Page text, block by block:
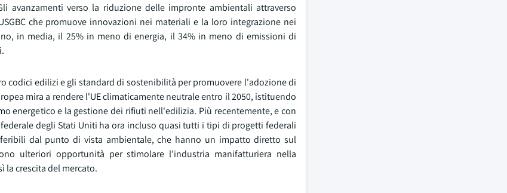
avanzamenti verso la riduzione delle impronte ambientali attraverso
che promuove innovazioni nei materiali e la loro integrazione nei
in media, il 25% in meno di energia, il 34% in meno di emissioni di
codici edilizi e gli standard di sostenibilità per promuovere l'adozione di
mira a rendere l'UE climaticamente neutrale entro il 2050, istituendo
energetico e la gestione dei rifiuti nell'edilizia. Più recentemente, e con
degli Stati Uniti ha ora incluso quasi tutti i tipi di progetti federali
dal punto di vista ambientale, che hanno un impatto diretto sul
ulteriori opportunità per stimolare l'industria manifatturiera nella
crescita del mercato.